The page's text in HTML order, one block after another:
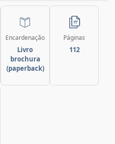
Encardenação
Livro
brochura
(paperback)
Páginas
112